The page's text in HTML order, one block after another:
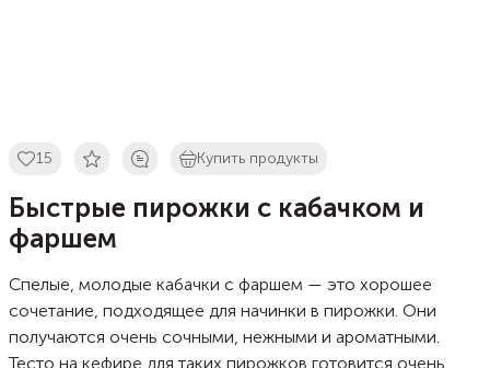
15 Купить продукты
Быстрые пирожки с кабачком и
фаршем
Спелые, молодые кабачки с фаршем — это хорошее
сочетание, подходящее для начинки в пирожки. Они
получаются очень сочными, нежными и ароматными.
Тесто на кефире для таких пирожков готовится очень